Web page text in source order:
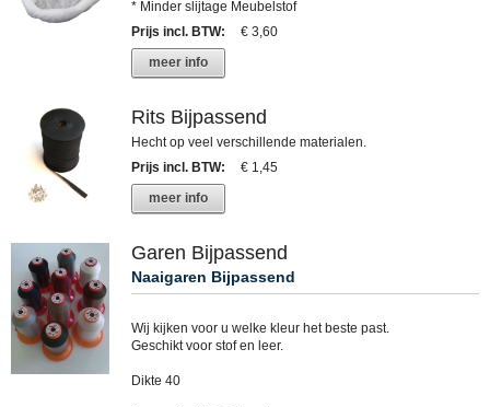
* Minder slijtage Meubelstof
Prijs incl. BTW:
€ 3,60
meer info
Rits Bijpassend
Hecht op veel verschillende materialen.
Prijs incl. BTW:
€ 1,45
meer info
Garen Bijpassend
Naaigaren Bijpassend
Wij kijken voor u welke kleur het beste past.
Geschikt voor stof en leer.
Dikte 40